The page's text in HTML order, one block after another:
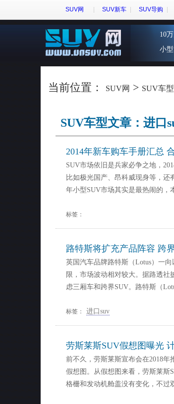
SUV网 SUV新车 SUV导购
10
小
当前位置： SUV网 > SUV车
SUV车型文章：进口
2014年新车购车手册汇总
SUV市场依旧是兵家必争之地，
比如极光国产、昂科威现身等，还
年小型SUV市场其实是最热闹的，
标签：
路特斯将扩充产品阵容 跨
英国汽车品牌路特斯（Lotus）一
限，市场波动相对较大。据路透
虑三厢车和跨界SUV。路特斯（
标签： 进口suv
劳斯莱斯SUV假想图曝光
前不久，劳斯莱斯宣布会在2018
假想图。从假想图来看，劳斯莱斯
格栅和发动机舱盖没有变化，不过